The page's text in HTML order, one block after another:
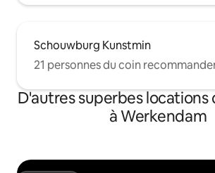
Schouwburg Kunstmin
21 personnes du coin
D'autres superbes locations
à Werkendam